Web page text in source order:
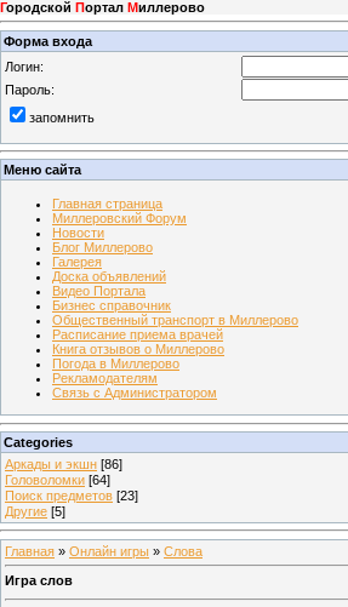
Городской Портал Миллерово
Форма входа
Логин:
Пароль:
запомнить
Меню сайта
Главная страница
Миллеровский Форум
Новости
Блог Миллерово
Галерея
Доска объявлений
Видео Портала
Бизнес справочник
Общественный транспорт в Миллерово
Расписание приема врачей
Книга отзывов о Миллерово
Погода в Миллерово
Рекламодателям
Связь с Администратором
Categories
Аркады и экшн [86]
Головоломки [64]
Поиск предметов [23]
Другие [5]
Главная » Онлайн игры » Слова
Игра слов